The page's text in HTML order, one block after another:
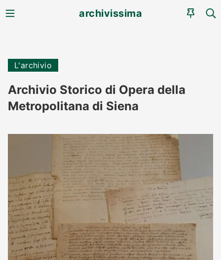
MENU archivissima
L'archivio
Archivio Storico di Opera della
Metropolitana di Siena